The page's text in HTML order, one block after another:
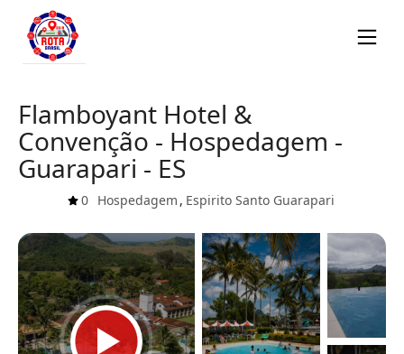
Flamboyant Hotel &
Convenção - Hospedagem -
Guarapari - ES
0 Hospedagem , Espirito Santo Guarapari